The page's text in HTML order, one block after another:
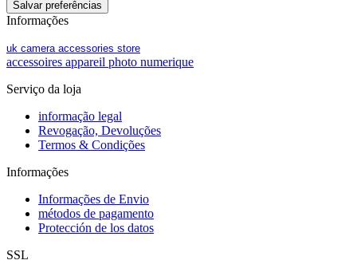
Informações
uk camera accessories store
accessoires appareil photo numerique
Serviço da loja
informação legal
Revogação, Devoluções
Termos & Condições
Informações
Informações de Envio
métodos de pagamento
Protección de los datos
SSL